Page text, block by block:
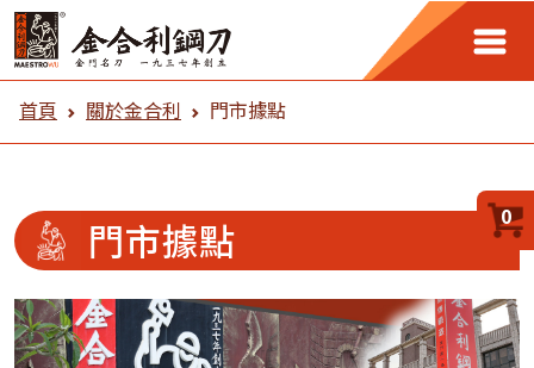
0
金合利鋼刀 門市據點
首頁 關於金合利 門市據點
門市據點